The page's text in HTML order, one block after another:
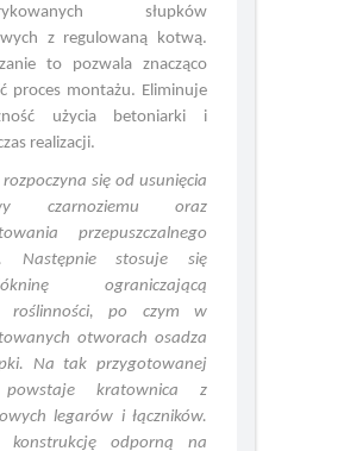
zastępowane są systemem
słupków
z regulowaną kotwą.
to pozwala znacząco
proces montażu. Eliminuje
użycia betoniarki i
rozpoczyna się od usunięcia
czarnoziemu oraz
przepuszczalnego
Następnie stosuje się
ograniczającą
roślinności, po czym w
otworach osadza
Na tak przygotowanej
kratownica z
legarów i łączników.